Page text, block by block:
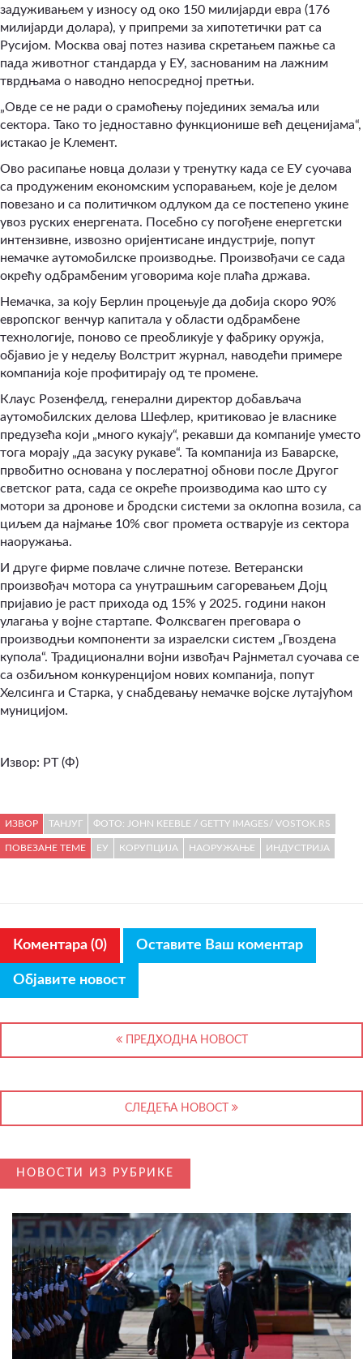
задуживањем у износу од око 150 милијарди евра (176
милијарди долара), у припреми за хипотетички рат са
Русијом. Москва овај потез назива скретањем пажње са
пада животног стандарда у ЕУ, заснованим на лажним
тврдњама о наводно непосредној претњи.
„Овде се не ради о срамоћењу појединих земаља или
сектора. Тако то једноставно функционише већ деценијама“,
истакао је Клемент.
Ово расипање новца долази у тренутку када се ЕУ суочава
са продуженим економским успоравањем, које је делом
повезано и са политичком одлуком да се постепено укине
увоз руских енергената. Посебно су погођене енергетски
интензивне, извозно оријентисане индустрије, попут
немачке аутомобилске производње. Произвођачи се сада
окрећу одбрамбеним уговорима које плаћа држава.
Немачка, за коју Берлин процењује да добија скоро 90%
европског венчур капитала у области одбрамбене
технологије, поново се преобликује у фабрику оружја,
објавио је у недељу Волстрит журнал, наводећи примере
компанија које профитирају од те промене.
Клаус Розенфелд, генерални директор добављача
аутомобилских делова Шефлер, критиковао је власнике
предузећа који „много кукају“, рекавши да компаније уместо
тога морају „да засуку рукаве“. Та компанија из Баварске,
првобитно основана у послератној обнови после Другог
светског рата, сада се окреће производима као што су
мотори за дронове и бродски системи за оклопна возила, са
циљем да најмање 10% свог промета остварује из сектора
наоружања.
И друге фирме повлаче сличне потезе. Ветерански
произвођач мотора са унутрашњим сагоревањем Дојц
пријавио је раст прихода од 15% у 2025. години након
улагања у војне стартапе. Фолксваген преговара о
производњи компоненти за израелски систем „Гвоздена
купола“. Традиционални војни извођач Рајнметал суочава се
са озбиљном конкуренцијом нових компанија, попут
Хелсинга и Старка, у снабдевању немачке војске лутајућом
муницијом.
Извор: РТ (Ф)
ИЗВОР ТАНЈУГ ФОТО: JOHN KEEBLE / GETTY IMAGES/ VOSTOK.RS
ПОВЕЗАНЕ ТЕМЕ ЕУ КОРУПЦИЈА НАОРУЖАЊЕ ИНДУСТРИЈА
Коментара (0) Оставите Ваш коментар
Објавите новост
ПРЕДХОДНА НОВОСТ
СЛЕДЕЋА НОВОСТ
НОВОСТИ ИЗ РУБРИКЕ